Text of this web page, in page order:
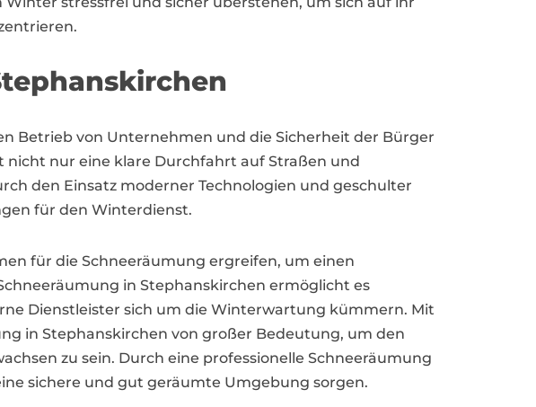
Betrieb von Unternehmen und die Sicherheit der Bürger
nicht nur eine klare Durchfahrt auf Straßen und
den Einsatz moderner Technologien und geschulter
für den Winterdienst.
für die Schneeräumung ergreifen, um einen
in Stephanskirchen ermöglicht es
Dienstleister sich um die Winterwartung kümmern. Mit
in Stephanskirchen von großer Bedeutung, um den
zu sein. Durch eine professionelle Schneeräumung
sichere und gut geräumte Umgebung sorgen.